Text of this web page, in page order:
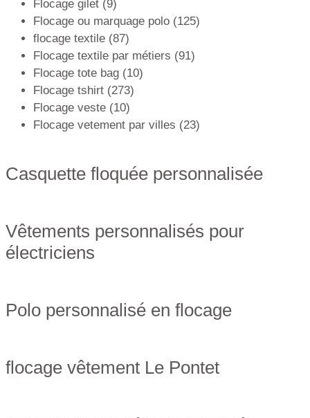
Flocage gilet (9)
Flocage ou marquage polo (125)
flocage textile (87)
Flocage textile par métiers (91)
Flocage tote bag (10)
Flocage tshirt (273)
Flocage veste (10)
Flocage vetement par villes (23)
Casquette floquée personnalisée
Vêtements personnalisés pour
électriciens
Polo personnalisé en flocage
flocage vêtement Le Pontet